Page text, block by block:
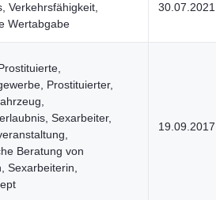
Verkehrsfähigkeit,
Wertabgabe
30.07.2021
Prostituierter,
Sexarbeiter,
Beratung von
Sexarbeiterin,
19.09.2017